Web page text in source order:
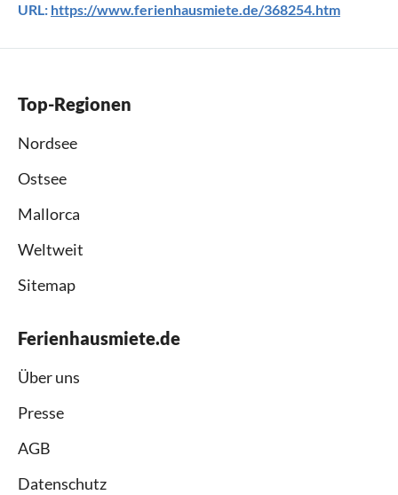
URL: https://www.ferienhausmiete.de/368254.htm
Top-Regionen
Nordsee
Ostsee
Mallorca
Weltweit
Sitemap
Ferienhausmiete.de
Über uns
Presse
AGB
Datenschutz